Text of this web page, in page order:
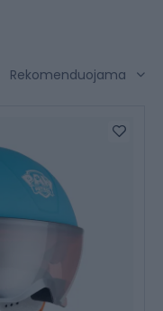
Rekomenduojama